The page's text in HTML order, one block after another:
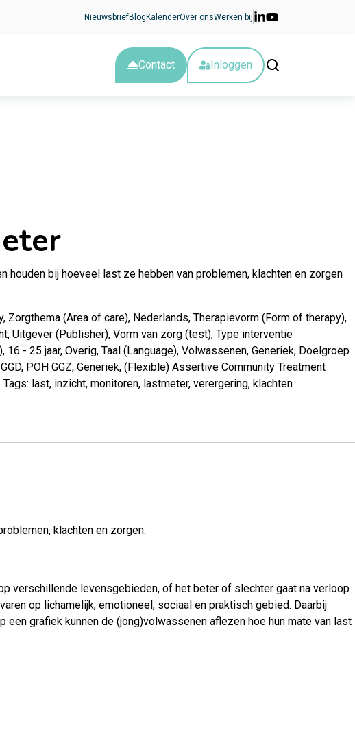
NieuwsbriefBlog KalenderOver onsWerken bij
Contact Inloggen
houden bij hoeveel last ze hebben van problemen, klachten en zorgen
, Zorgthema (Area of care), Nederlands, Therapievorm (Form of therapy),
, Uitgever (Publisher), Vorm van zorg (test), Type interventie
, 16 - 25 jaar, Overig, Taal (Language), Volwassenen, Generiek, Doelgroep
GGD, POH GGZ, Generiek, (Flexible) Assertive Community Treatment
Tags: last, inzicht, monitoren, lastmeter, verergering, klachten
klachten en zorgen.
verschillende levensgebieden, of het beter of slechter gaat na verloop
op lichamelijk, emotioneel, sociaal en praktisch gebied. Daarbij
grafiek kunnen de (jong)volwassenen aflezen hoe hun mate van last